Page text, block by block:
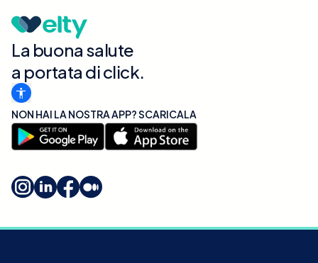
La buona salute
a portata di click.
NON HAI LA NOSTRA APP? SCARICALA